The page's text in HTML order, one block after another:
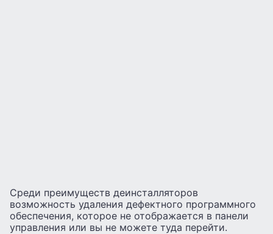
Среди преимуществ деинсталляторов
возможность удаления дефектного программного
обеспечения, которое не отображается в панели
управления или вы не можете туда перейти.